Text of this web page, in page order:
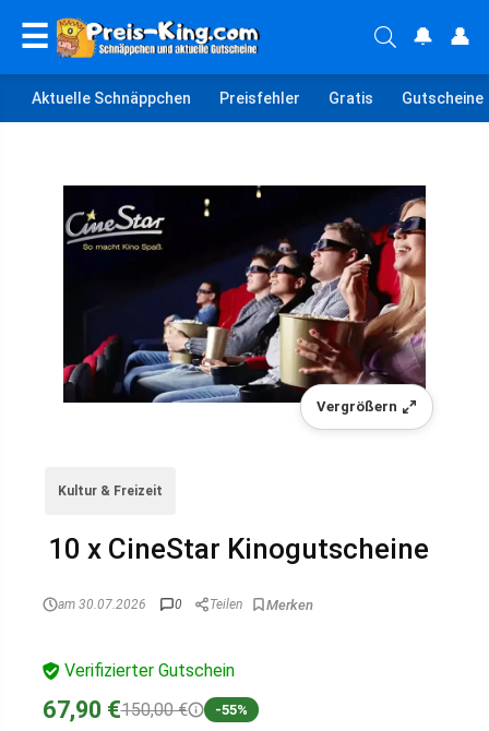
☰ 🔔 👤
Aktuelle Schnäppchen Preisfehler Gratis Gutscheine
Vergrößern
Kultur & Freizeit
10 x CineStar Kinogutscheine
am 30.07.2026 0 Teilen
Verifizierter Gutschein
67,90 €150,00 € -55%